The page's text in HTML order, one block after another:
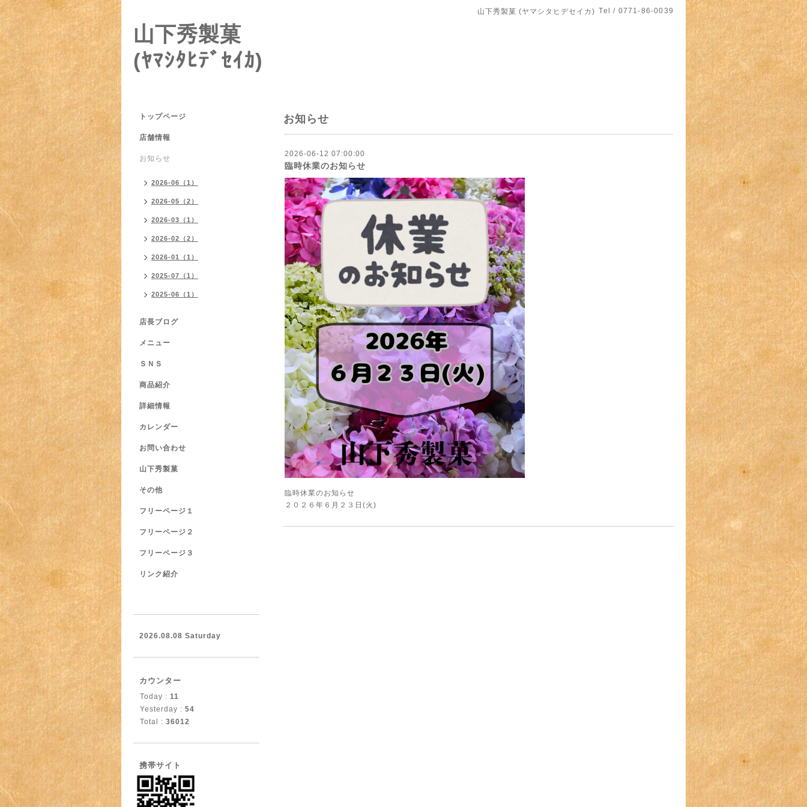
山下秀製菓 (ヤマシタヒデセイカ) Tel / 0771-86-0039
山下秀製菓
(ﾔﾏｼﾀﾋﾃﾞｾｲｶ)
お知らせ
2026-06-12 07:00:00
臨時休業のお知らせ
臨時休業のお知らせ
２０２６年６月２３日(火)
トップページ
店舗情報
お知らせ
2026-06（1）
2026-05（2）
2026-03（1）
2026-02（2）
2026-01（1）
2025-07（1）
2025-06（1）
店長ブログ
メニュー
ＳＮＳ
商品紹介
詳細情報
カレンダー
お問い合わせ
山下秀製菓
その他
フリーページ１
フリーページ２
フリーページ３
リンク紹介
2026.08.08 Saturday
カウンター
Today : 11
Yesterday : 54
Total : 36012
携帯サイト